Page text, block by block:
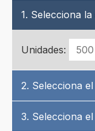
1. Selecciona la
Unidades:
2. Selecciona
3. Selecciona